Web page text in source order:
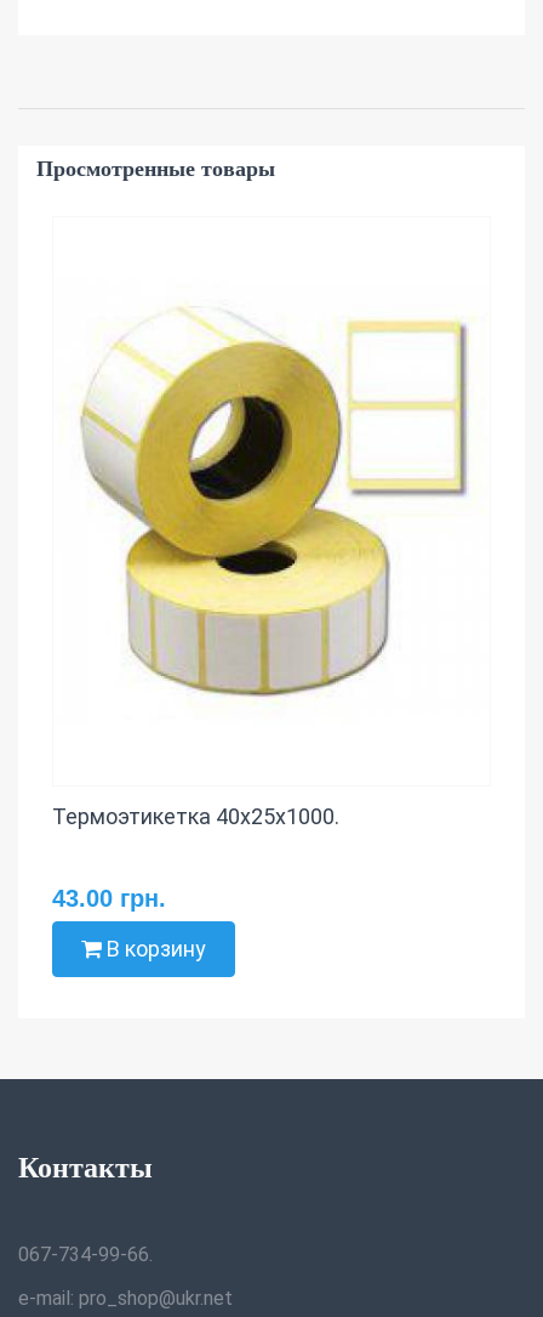
Просмотренные товары
Термоэтикетка 40х25х1000.
43.00 грн.
В корзину
Контакты
067-734-99-66.
e-mail: pro_shop@ukr.net